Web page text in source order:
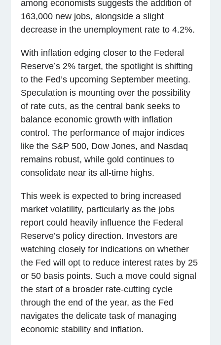
among economists suggests the addition of
163,000 new jobs, alongside a slight
decrease in the unemployment rate to 4.2%.
With inflation edging closer to the Federal
Reserve’s 2% target, the spotlight is shifting
to the Fed’s upcoming September meeting.
Speculation is mounting over the possibility
of rate cuts, as the central bank seeks to
balance economic growth with inflation
control. The performance of major indices
like the S&P 500, Dow Jones, and Nasdaq
remains robust, while gold continues to
consolidate near its all-time highs.
This week is expected to bring increased
market volatility, particularly as the jobs
report could heavily influence the Federal
Reserve’s policy direction. Investors are
watching closely for indications on whether
the Fed will opt to reduce interest rates by 25
or 50 basis points. Such a move could signal
the start of a broader rate-cutting cycle
through the end of the year, as the Fed
navigates the delicate task of managing
economic stability and inflation.